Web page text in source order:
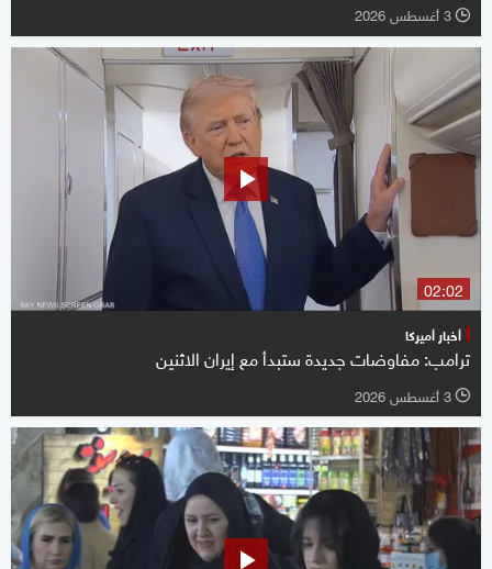
l 3 أغسطس 2026
02:02
أخبار أميركا
ترامب: مفاوضات جديدة ستبدأ مع إيران الاثنين
l 3 أغسطس 2026